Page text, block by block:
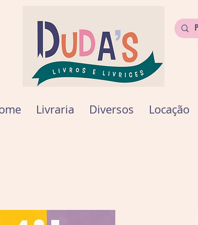
Livraria Diversos Locação